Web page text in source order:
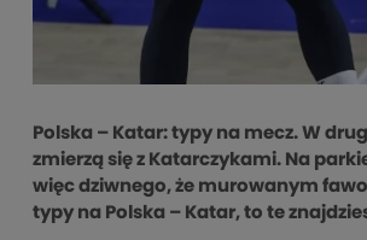
Polska – Katar: typy na mecz. W
zmierzą się z Katarczykami. Na
więc dziwnego, że murowanym
typy na Polska – Katar, to te